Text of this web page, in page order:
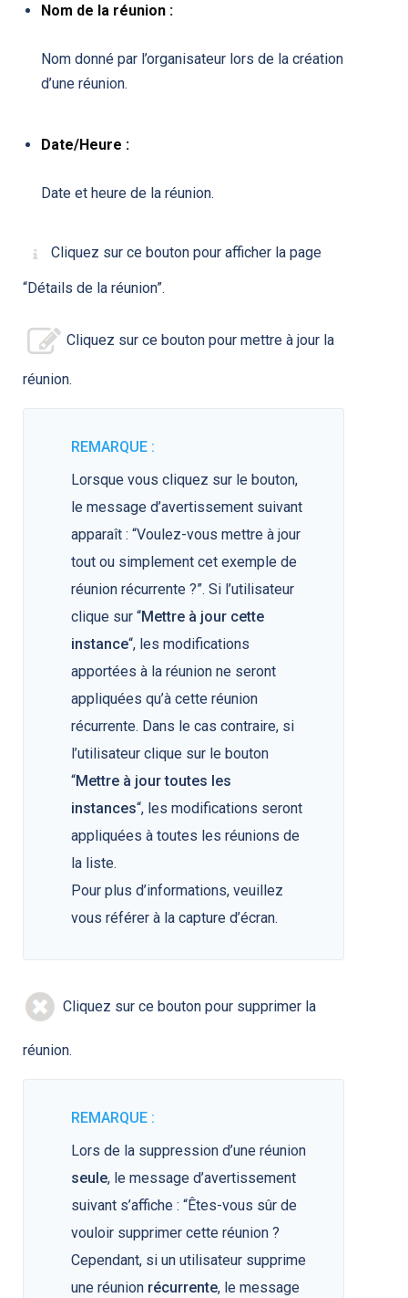
Nom de la réunion :
Nom donné par l’organisateur lors de la création
d’une réunion.
Date/Heure :
Date et heure de la réunion.
Cliquez sur ce bouton pour afficher la page
“Détails de la réunion”.
Cliquez sur ce bouton pour mettre à jour la
réunion.
REMARQUE :
Lorsque vous cliquez sur le bouton,
le message d’avertissement suivant
apparaît : “Voulez-vous mettre à jour
tout ou simplement cet exemple de
réunion récurrente ?”. Si l’utilisateur
clique sur “Mettre à jour cette
instance“, les modifications
apportées à la réunion ne seront
appliquées qu’à cette réunion
récurrente. Dans le cas contraire, si
l’utilisateur clique sur le bouton
“Mettre à jour toutes les
instances“, les modifications seront
appliquées à toutes les réunions de
la liste.
Pour plus d’informations, veuillez
vous référer à la capture d’écran.
Cliquez sur ce bouton pour supprimer la
réunion.
REMARQUE :
Lors de la suppression d’une réunion
seule, le message d’avertissement
suivant s’affiche : “Êtes-vous sûr de
vouloir supprimer cette réunion ?
Cependant, si un utilisateur supprime
une réunion récurrente, le message